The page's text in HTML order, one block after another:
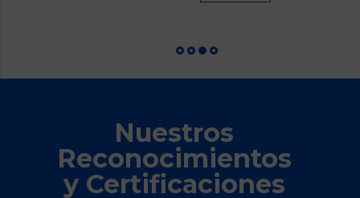
Nuestros
Reconocimientos
y Certificaciones